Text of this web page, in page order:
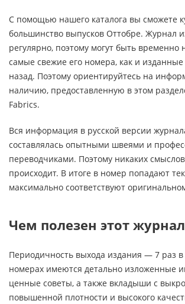
С помощью нашего каталога вы сможете
большинство выпусков Оттобре. Журнал
регулярно, поэтому могут быть временно
самые свежие его номера, как и изданные
назад. Поэтому ориентируйтесь на
наличию, предоставленную в этом
Fabrics.
Вся информация в русской версии
составлялась опытными швеями и
переводчиками. Поэтому никаких
происходит. В итоге в номер попадают
максимально соответствуют
Чем полезен этот журнал
Периодичность выхода издания — 7 раз в
номерах имеются детально изложенные
ценные советы, а также вкладыши с
повышенной плотности и высокого